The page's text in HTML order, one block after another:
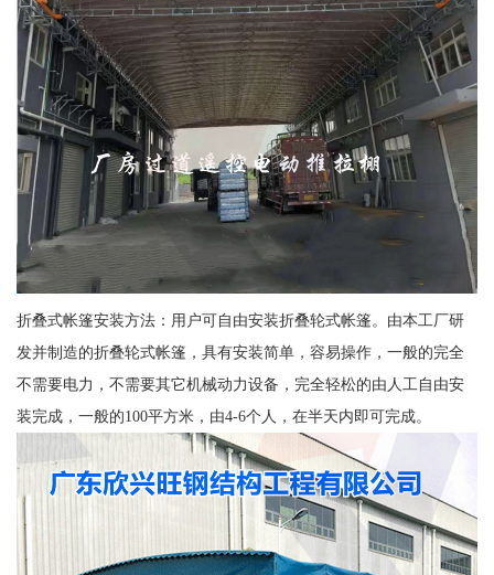
折叠式帐篷安装方法：用户可自由安装折叠轮式帐篷。由本工厂研
发并制造的折叠轮式帐篷，具有安装简单，容易操作，一般的完全
不需要电力，不需要其它机械动力设备，完全轻松的由人工自由安
装完成，一般的100平方米，由4-6个人，在半天内即可完成。